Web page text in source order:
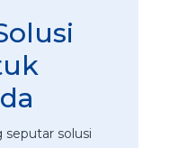
seputar solusi